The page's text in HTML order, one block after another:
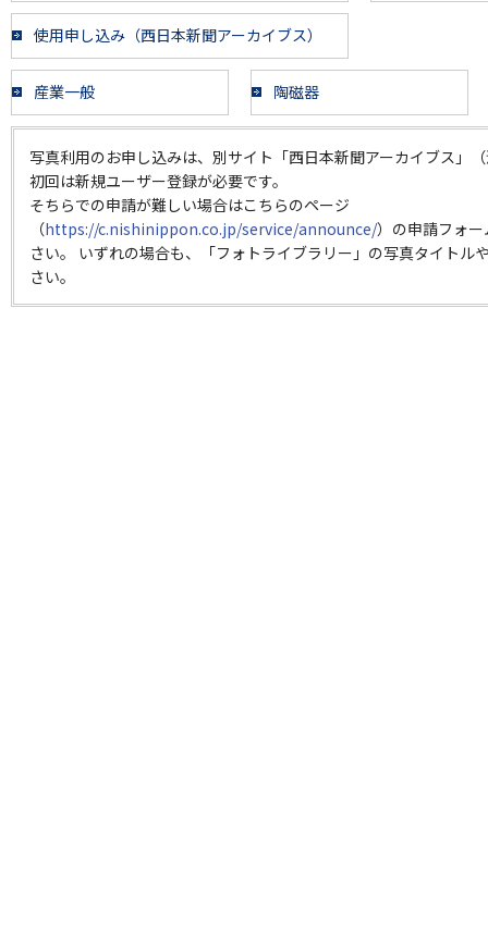
使用申し込み（西日本新聞アーカイブス）
産業一般 陶磁器
写真利用のお申し込みは、別サイト「西日本新聞アーカイブス」
初回は新規ユーザー登録が必要です。
そちらでの申請が難しい場合はこちらのページ
（https://c.nishinippon.co.jp/service/announce/）の申請フォ
さい。 いずれの場合も、「フォトライブラリー」の写真タイトル
さい。